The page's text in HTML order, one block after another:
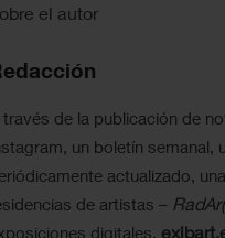
el autor
través de la publicación de
un boletín semanal,
actualizado,
de artistas –
digitales,